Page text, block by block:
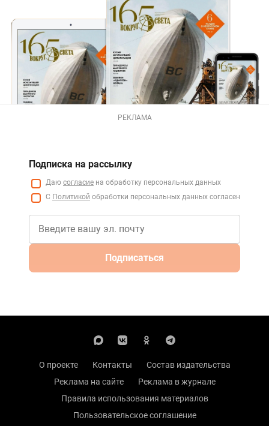
РЕКЛАМА
Подписка на рассылку
Даю согласие на обработку персональных данных
С Политикой обработки персональных данных согласен
Подписаться
О проекте Контакты
Состав издательства
Реклама на сайте
Реклама в журнале
Правила использования материалов
Пользовательское соглашение